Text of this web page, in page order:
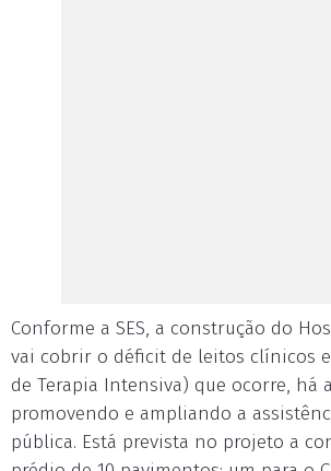
Conforme a SES, a construção do
vai cobrir o déficit de leitos clínicos
de Terapia Intensiva) que ocorre, há
promovendo e ampliando a
pública. Está prevista no projeto a